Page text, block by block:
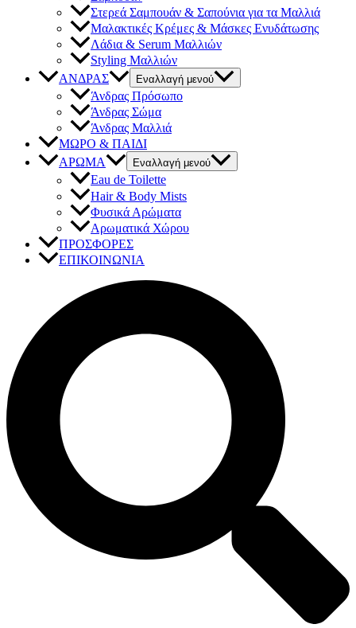
Στερεά Σαμπουάν & Σαπούνια για τα Μαλλιά
Μαλακτικές Κρέμες & Μάσκες Ενυδάτωσης
Λάδια & Serum Μαλλιών
Styling Μαλλιών
ΑΝΔΡΑΣ
Εναλλαγή μενού
Άνδρας Πρόσωπο
Άνδρας Σώμα
Άνδρας Μαλλιά
ΜΩΡΟ & ΠΑΙΔΙ
ΑΡΩΜΑ
Εναλλαγή μενού
Eau de Toilette
Hair & Body Mists
Φυσικά Αρώματα
Αρωματικά Χώρου
ΠΡΟΣΦΟΡΕΣ
ΕΠΙΚΟΙΝΩΝΙΑ